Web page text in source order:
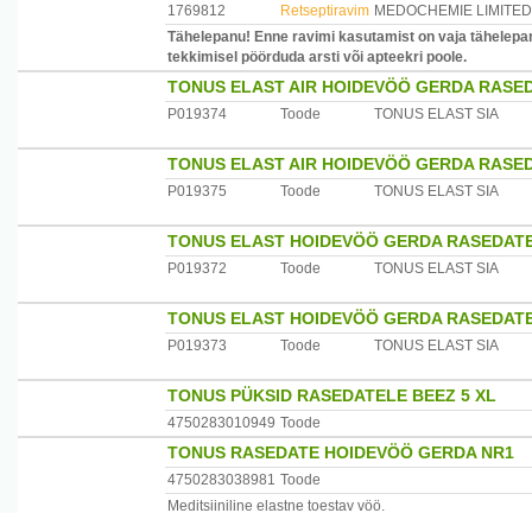
1769812 Retseptiravim MEDOCHEMIE LIMITED
Tähelepanu! Enne ravimi kasutamist on vaja
tekkimisel pöörduda arsti või apteekri poole.
TONUS ELAST AIR HOIDEVÖÖ GERDA
P019374 Toode TONUS ELAST SIA
TONUS ELAST AIR HOIDEVÖÖ GERDA
P019375 Toode TONUS ELAST SIA
TONUS ELAST HOIDEVÖÖ GERDA
P019372 Toode TONUS ELAST SIA
TONUS ELAST HOIDEVÖÖ GERDA
P019373 Toode TONUS ELAST SIA
TONUS PÜKSID RASEDATELE BEEZ 5 XL
4750283010949 Toode
TONUS RASEDATE HOIDEVÖÖ GERDA NR1
4750283038981 Toode
Meditsiiniline elastne toestav vöö.